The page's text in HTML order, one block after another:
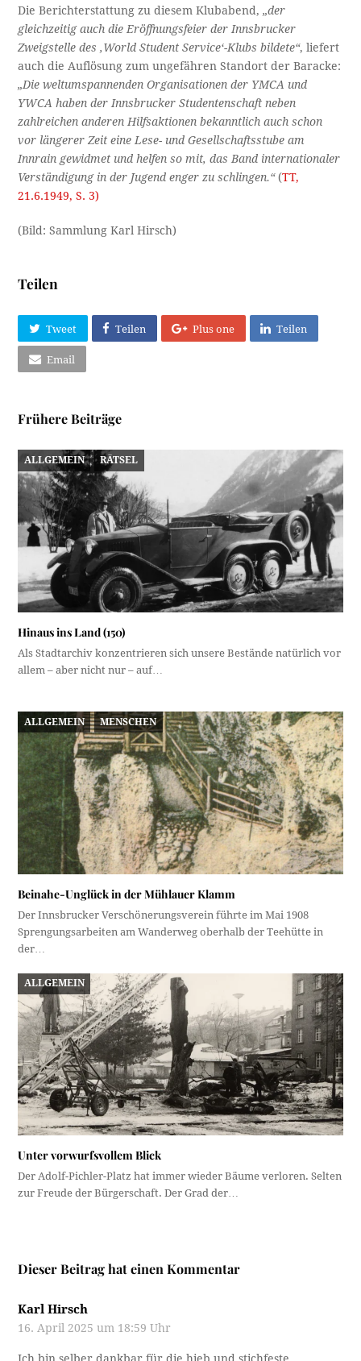
Die Berichterstattung zu diesem Klubabend,„der
gleichzeitig auch die Eröffnungs­feier der Innsbrucker
Zweigstelle des ‚World Student Service‘-Klubs bildete“, liefert
auch die Auflösung zum ungefähren Standort der Baracke:
„Die weltumspan­nenden Organisationen der YMCA und
YWCA haben der Innsbrucker Studentenschaft neben
zahlreichen anderen Hilfsaktionen bekanntlich auch schon
vor längerer Zeit eine Lese- und Gesellschaftsstube am
Innrain gewidmet und hel­fen so mit, das Band internationaler
Verständi­gung in der Jugend enger zu schlingen.“(TT,
21.6.1949, S. 3)
(Bild: Sammlung Karl Hirsch)
Teilen
Tweet Teilen Plus one Teilen
Email
Frühere Beiträge
ALLGEMEIN RÄTSEL
Hinaus ins Land (150)
Als Stadtarchiv konzentrieren sich unsere Bestände natürlich vor
allem – aber nicht nur – auf…
ALLGEMEIN MENSCHEN
Beinahe-Unglück in der Mühlauer Klamm
Der Innsbrucker Verschönerungsverein führte im Mai 1908
Sprengungsarbeiten am Wanderweg oberhalb der Teehütte in
der…
ALLGEMEIN
Unter vorwurfsvollem Blick
Der Adolf-Pichler-Platz hat immer wieder Bäume verloren. Selten
zur Freude der Bürgerschaft. Der Grad der…
Dieser Beitrag hat einen Kommentar
Karl Hirsch
16. April 2025 um 18:59 Uhr